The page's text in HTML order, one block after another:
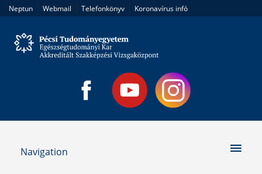
Neptun | Webmail | Telefonkönyv | Koronavírus infó
Navigation